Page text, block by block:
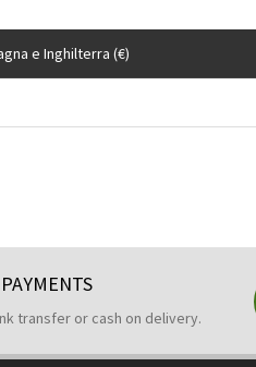
e Inghilterra (€)
transfer or cash on delivery.